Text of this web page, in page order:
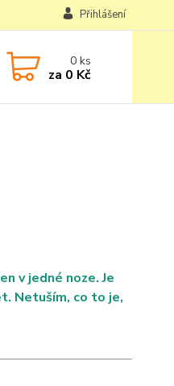
Přihlášení
0ks
za 0 Kč
v jedné noze. Je
Netuším, co to je,